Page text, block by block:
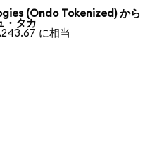
(Ondo Tokenized) から
・タカ
に相当